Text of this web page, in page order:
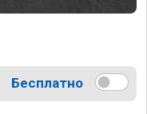
Бесплатно